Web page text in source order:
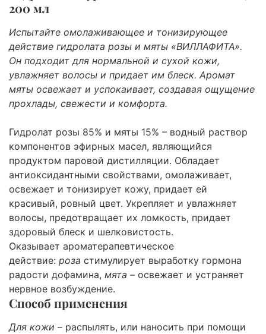
200 мл
Испытайте омолаживающее и тонизирующее
действие гидролата розы и мяты «ВИЛЛАФИТА».
Он подходит для нормальной и сухой кожи,
увлажняет волосы и придает им блеск. Аромат
мяты освежает и успокаивает, создавая ощущение
прохлады, свежести и комфорта.
Гидролат розы 85% и мяты 15% – водный раствор
компонентов эфирных масел, являющийся
продуктом паровой дистилляции. Обладает
антиоксидантными свойствами, омолаживает,
освежает и тонизирует кожу, придает ей
красивый, ровный цвет. Укрепляет и увлажняет
волосы, предотвращает их ломкость, придает
здоровый блеск и шелковистость.
Оказывает ароматерапевтическое
действие: роза стимулирует выработку гормона
радости дофамина, мята – освежает и устраняет
нервное возбуждение.
Способ применения
Для кожи – распылять, или наносить при помощи